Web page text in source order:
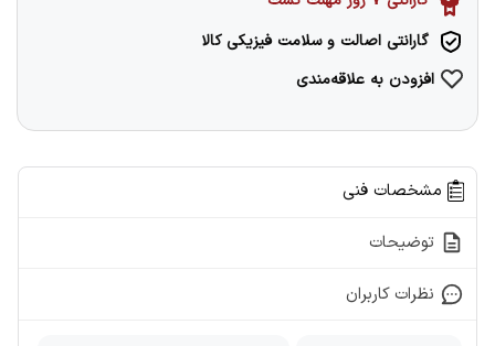
گارانتی اصالت و سلامت فیزیکی کالا
افزودن به علاقه‌مندی
مشخصات فنی
توضیحات
نظرات کاربران